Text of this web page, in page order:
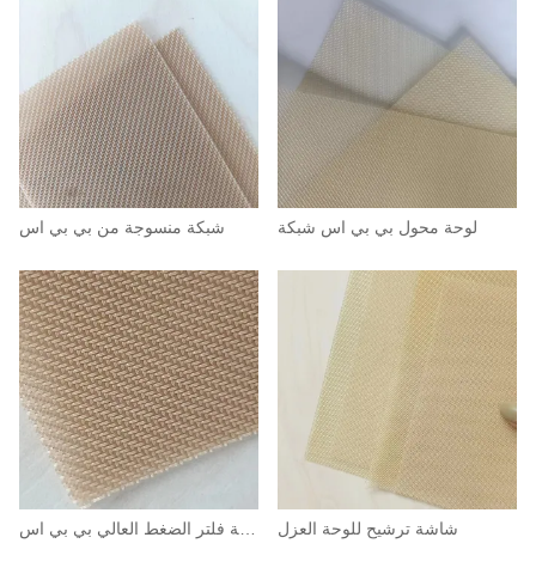
شبكة منسوجة من بي بي اس لوحة محول بي بي اس شبكة
شاشة ترشيح للوحة العزل